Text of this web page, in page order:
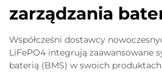
zarządzania
Współcześni dostawcy
LiFePO4 integrują zaawansowane
baterią (BMS) w swoich